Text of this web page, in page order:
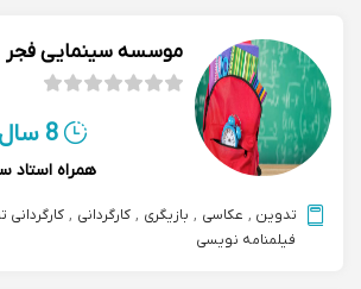
موسسه سینمایی فجر
8 سال
همراه استاد
تدوین , عکاسی , بازیگری , کارگردانی , کارگردانی
فیلمنامه نویسی